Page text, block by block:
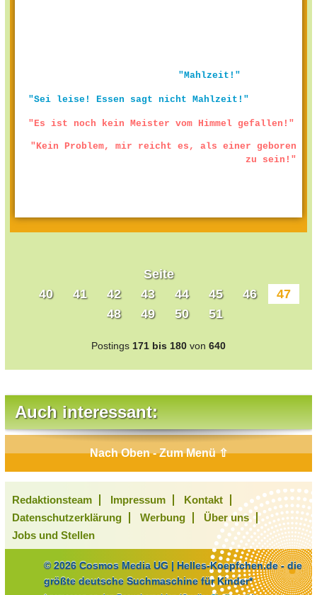
"Mahlzeit!"
"Sei leise! Essen sagt nicht Mahlzeit!"
"Es ist noch kein Meister vom Himmel gefallen!"
"Kein Problem, mir reicht es, als einer geboren
zu sein!"
Seite
40
41 42 43 44 45 46
47
48
49 50 51
Postings 171 bis 180 von 640
Auch interessant:
Nach Oben - Zum Menü ⇧
Redaktionsteam Impressum
Kontakt
Datenschutzerklärung
Werbung
Über uns
Jobs und Stellen
© 2026 Cosmos Media UG | Helles-Koepfchen.de - die
größte deutsche Suchmaschine für Kinder*